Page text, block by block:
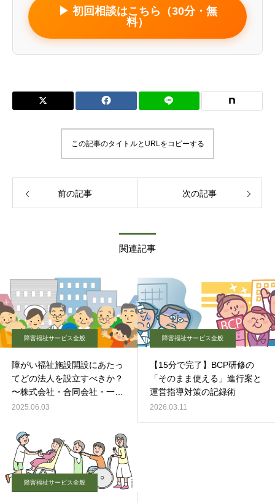
▶ 初回相談はこちら（30分・無
料）
この記事のタイトルとURLをコピーする
前の記事 次の記事
関連記事
障害福祉サービス全般
障がい福祉施設開設にあたっ
てどの法人を設立すべきか？
〜株式会社・合同会社・一般
社団法人・NPO法人を比較〜
2025.06.03
障害福祉サービス全般
【15分で完了】BCP研修の
「そのまま使える」進行案と
運営指導対策の記録術
2026.03.11
障害福祉サービス全般
1.相談支援事業所とは？
2.障がい福祉サービス施設との関係性
4.まとめ